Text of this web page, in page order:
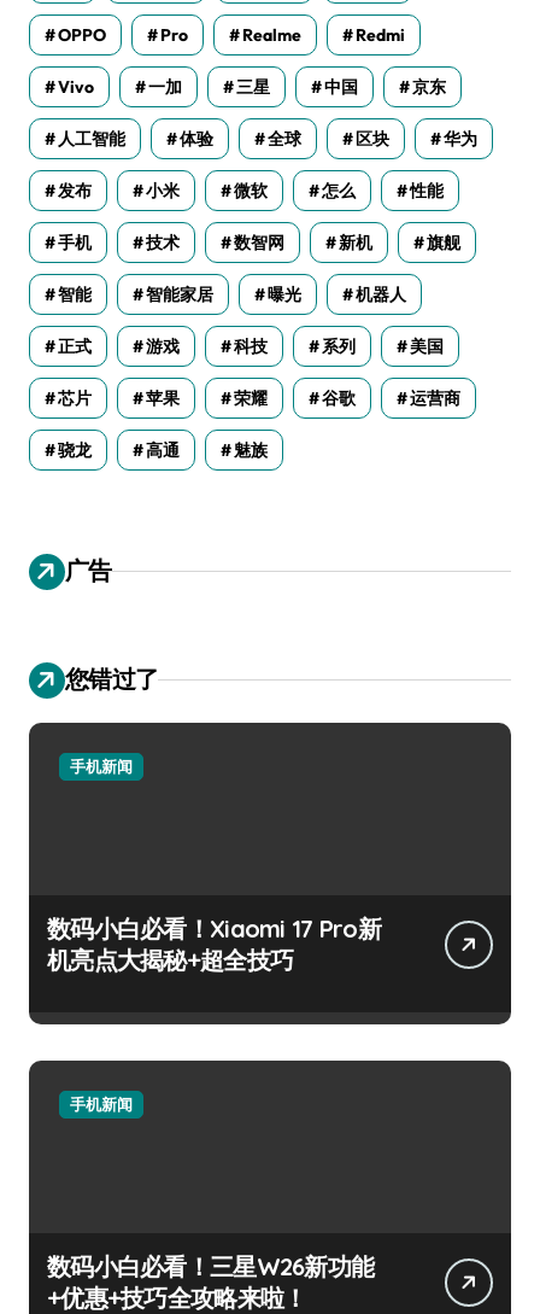
OPPO Pro Realme Redmi
Vivo 一加 三星 中国 京东
人工智能 体验 全球 区块 华为
发布 小米 微软 怎么 性能
手机 技术 数智网 新机 旗舰
智能 智能家居 曝光 机器人
正式 游戏 科技 系列 美国
芯片 苹果 荣耀 谷歌 运营商
骁龙 高通 魅族
广告
您错过了
手机新闻
数码小白必看！Xiaomi 17 Pro新
机亮点大揭秘+超全技巧
手机新闻
数码小白必看！三星W26新功能
+优惠+技巧全攻略来啦！